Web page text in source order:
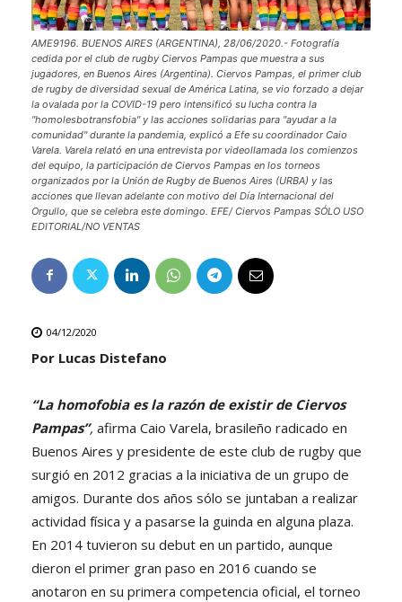
AME9196. BUENOS AIRES (ARGENTINA), 28/06/2020.- Fotografía
cedida por el club de rugby Ciervos Pampas que muestra a sus
jugadores, en Buenos Aires (Argentina). Ciervos Pampas, el primer club
de rugby de diversidad sexual de América Latina, se vio forzado a dejar
la ovalada por la COVID-19 pero intensificó su lucha contra la
"homolesbotransfobia" y las acciones solidarias para "ayudar a la
comunidad" durante la pandemia, explicó a Efe su coordinador Caio
Varela. Varela relató en una entrevista por videollamada los comienzos
del equipo, la participación de Ciervos Pampas en los torneos
organizados por la Unión de Rugby de Buenos Aires (URBA) y las
acciones que llevan adelante con motivo del Día Internacional del
Orgullo, que se celebra este domingo. EFE/ Ciervos Pampas SÓLO USO
EDITORIAL/NO VENTAS
04/12/2020
Por Lucas Distefano
“La homofobia es la razón de existir de Ciervos
Pampas”, afirma Caio Varela, brasileño radicado en
Buenos Aires y presidente de este club de rugby que
surgió en 2012 gracias a la iniciativa de un grupo de
amigos. Durante dos años sólo se juntaban a realizar
actividad física y a pasarse la guinda en alguna plaza.
En 2014 tuvieron su debut en un partido, aunque
dieron el primer gran paso en 2016 cuando se
anotaron en su primera competencia oficial, el torneo